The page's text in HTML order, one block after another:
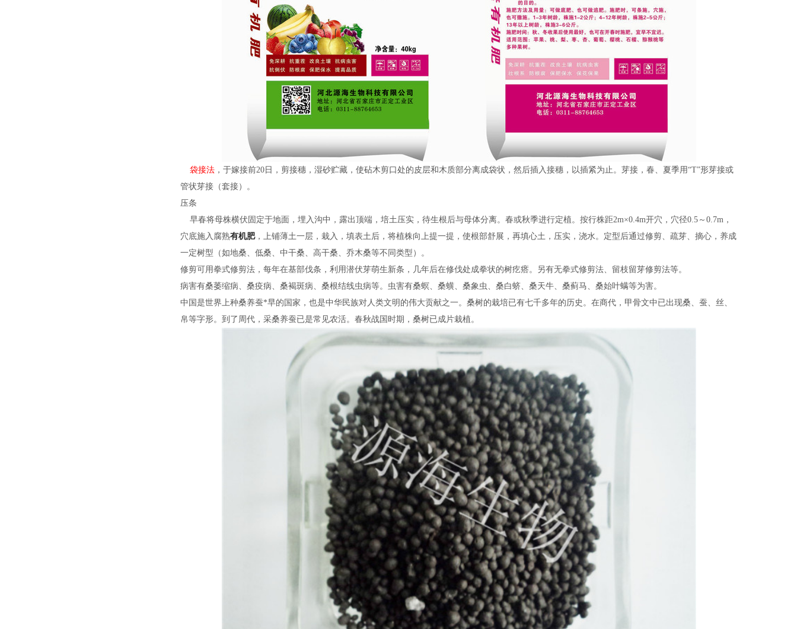
袋接法，于嫁接前20日，剪接穗，湿砂贮藏，使砧木剪口处的皮层和木质部分离成袋状，然后插入接穗，以插紧为止。芽接，春、夏季用“T”形芽接或
管状芽接（套接）。
压条
早春将母株横伏固定于地面，埋入沟中，露出顶端，培土压实，待生根后与母体分离。春或秋季进行定植。按行株距2m×0.4m开穴，穴径0.5～0.7m，
穴底施入腐熟有机肥，上铺薄土一层，栽入，填表土后，将植株向上提一提，使根部舒展，再填心土，压实，浇水。定型后通过修剪、疏芽、摘心，养成
一定树型（如地桑、低桑、中干桑、高干桑、乔木桑等不同类型）。
修剪可用拳式修剪法，每年在基部伐条，利用潜伏芽萌生新条，几年后在修伐处成拳状的树疙瘩。另有无拳式修剪法、留枝留芽修剪法等。
病害有桑萎缩病、桑疫病、桑褐斑病、桑根结线虫病等。虫害有桑螟、桑蟥、桑象虫、桑白蛴、桑天牛、桑蓟马、桑始叶螨等为害。
中国是世界上种桑养蚕*早的国家，也是中华民族对人类文明的伟大贡献之一。桑树的栽培已有七千多年的历史。在商代，甲骨文中已出现桑、蚕、丝、
帛等字形。到了周代，采桑养蚕已是常见农活。春秋战国时期，桑树已成片栽植。